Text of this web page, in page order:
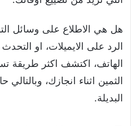
هل هي الاطلاع على وسائل
الرد على الايميلات، او
الهاتف، اكتشف اكثر طريقة
الثمين اثناء انجازك،
البديلة.